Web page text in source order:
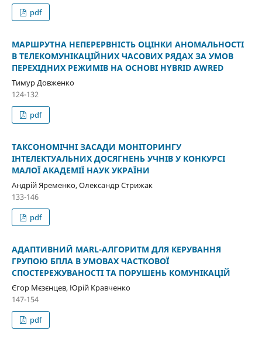
pdf
МАРШРУТНА НЕПЕРЕРВНІСТЬ ОЦІНКИ АНОМАЛЬНОСТІ
В ТЕЛЕКОМУНІКАЦІЙНИХ ЧАСОВИХ РЯДАХ ЗА УМОВ
ПЕРЕХІДНИХ РЕЖИМІВ НА ОСНОВІ HYBRID AWRED
Тимур Довженко
124-132
pdf
ТАКСОНОМІЧНІ ЗАСАДИ МОНІТОРИНГУ
ІНТЕЛЕКТУАЛЬНИХ ДОСЯГНЕНЬ УЧНІВ У КОНКУРСІ
МАЛОЇ АКАДЕМІЇ НАУК УКРАЇНИ
Андрій Яременко, Олександр Стрижак
133-146
pdf
АДАПТИВНИЙ MARL-АЛГОРИТМ ДЛЯ КЕРУВАННЯ
ГРУПОЮ БПЛА В УМОВАХ ЧАСТКОВОЇ
СПОСТЕРЕЖУВАНОСТІ ТА ПОРУШЕНЬ КОМУНІКАЦІЙ
Єгор Мєзєнцев, Юрій Кравченко
147-154
pdf